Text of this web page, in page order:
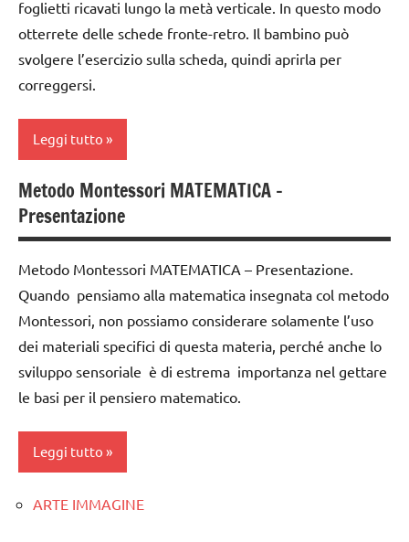
TUTTI GLI
ARGOMENTI
ARTICOLI
giochi
per
contare
GUIDA
MONTESSORI
matematica
MATEMATICA
materiale
didattico
nomenclature
Montessori
psicoaritmetica
Montessori
TUTTI GLI
PER ETA'
dai
3 ai
anni
MONTESSORI
MATEMATICA
MATEMATICA
MONTESSORI
TUTTI GLI
ARGOMENTI
PER ETA'
TUTTI GLI
ARTICOLI
foglietti ricavati lungo la metà verticale. In questo modo
otterrete delle schede fronte-retro. Il bambino può
svolgere l’esercizio sulla scheda, quindi aprirla per
correggersi.
Leggi tutto
addizione
DOWNLOAD
MATEMATICA
matematica
materiale
didattico
TUTTI GLI
Metodo Montessori MATEMATICA –
Presentazione
Metodo Montessori MATEMATICA – Presentazione.
Quando pensiamo alla matematica insegnata col metodo
Montessori, non possiamo considerare solamente l’uso
dei materiali specifici di questa materia, perché anche lo
sviluppo sensoriale è di estrema importanza nel gettare
le basi per il pensiero matematico.
Leggi tutto
classi
ARTE IMMAGINE